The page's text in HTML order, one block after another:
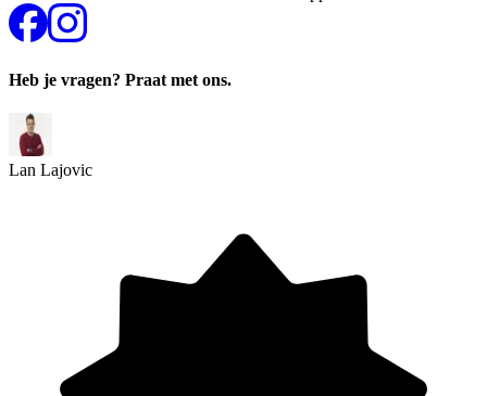
Heb je vragen? Praat met ons.
Lan Lajovic